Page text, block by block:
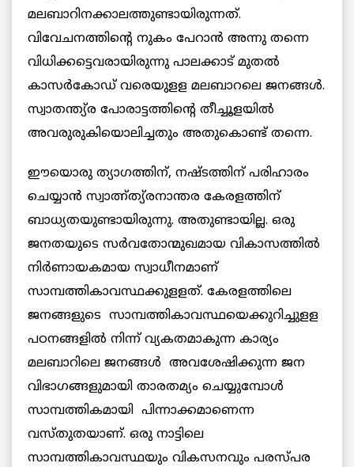
മലബാറിനക്കാലത്തുണ്ടായിരുന്നത്.
വിവേചനത്തിന്റെ നുകം പേറാന്‍ അന്നു തന്നെ
വിധിക്കട്ടെവരായിരുന്നു പാലക്കാട് മുതല്‍
കാസര്‍കോഡ് വരെയുളള മലബാറലെ ജനങ്ങള്‍.
സ്വാതന്ത്യ്ര പോരാട്ടത്തിന്റെ തീച്ചൂളയില്‍
അവരുരുകിയൊലിച്ചതും അതുകൊണ്ട് തന്നെ.
ഈയൊരു ത്യാഗത്തിന്, നഷ്ടത്തിന് പരിഹാരം
ചെയ്യാന്‍ സ്വാത്ന്ത്യ്രനാന്തര കേരളത്തിന്
ബാധ്യതയുണ്ടായിരുന്നു. അതുണ്ടായില്ല. ഒരു
ജനതയുടെ സര്‍വതോന്മുഖമായ വികാസത്തില്‍
നിര്‍ണായകമായ സ്വാധീനമാണ്
സാമ്പത്തികാവസ്ഥക്കുളളത്. കേരളത്തിലെ
ജനങ്ങളുടെ സാമ്പത്തികാവസ്ഥയെക്കുറിച്ചുളള
പഠനങ്ങളില്‍ നിന്ന് വ്യകതമാകുന്ന കാര്യം
മലബാറിലെ ജനങ്ങള്‍ അവശേഷിക്കുന്ന ജന
വിഭാഗങ്ങളുമായി താരതമ്യം ചെയ്യുമ്പോള്‍
സാമ്പത്തികമായി പിന്നാക്കമാണെന്ന
വസ്തുതയാണ്. ഒരു നാട്ടിലെ
സാമ്പത്തികാവസ്ഥയും വികസനവും പരസ്പര